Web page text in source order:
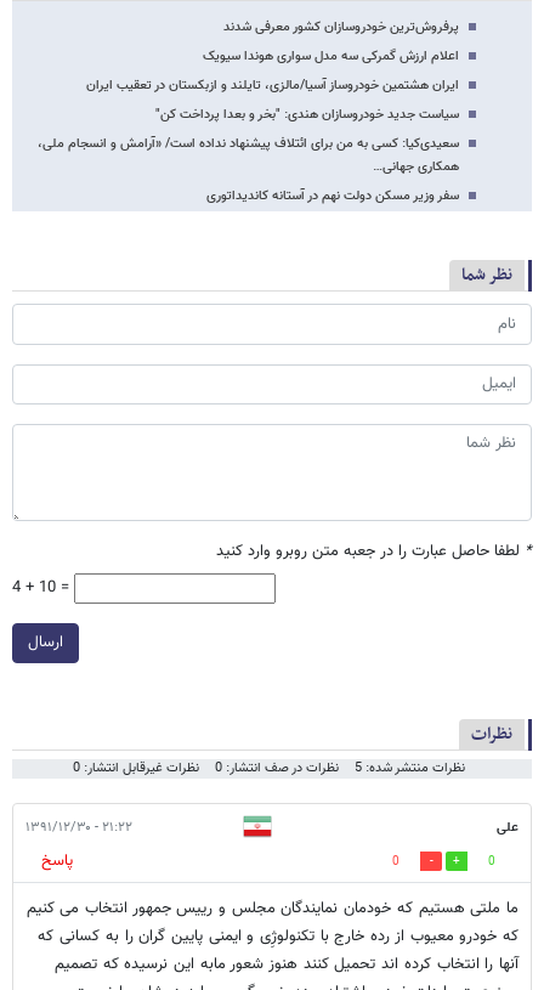
پرفروش‌ترین خودروسازان کشور معرفی شدند
اعلام ارزش گمرکی سه مدل سواری هوندا سیویک
ایران هشتمین خودروساز آسیا/مالزی، تایلند و ازبکستان در تعقیب ایران
سیاست جدید خودروسازان هندی: "بخر و بعدا پرداخت کن"
سعیدی‌کیا: کسی به من برای ائتلاف پیشنهاد نداده است/ «آرامش و انسجام ملی،
همکاری جهانی…
سفر وزیر مسکن دولت نهم در آستانه کاندیداتوری
نظر شما
* لطفا حاصل عبارت را در جعبه متن روبرو وارد کنید
4 + 10 =
ارسال
نظرات
نظرات منتشر شده: 5 نظرات در صف انتشار: 0 نظرات غیرقابل انتشار: 0
علی ۲۱:۲۲ - ۱۳۹۱/۱۲/۳۰
0
0
پاسخ
ما ملتی هستیم که خودمان نمایندگان مجلس و رییس جمهور انتخاب می کنیم
که خودرو معیوب از رده خارج با تکنولوژِی و ایمنی پایین گران را به کسانی که
آنها را انتخاب کرده اند تحمیل کنند هنوز شعور مابه این نرسیده که تصمیم